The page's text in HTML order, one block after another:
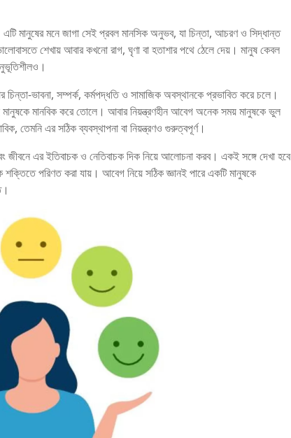
মানুষের মনে জাগা সেই প্রবল মানসিক অনুভব, যা চিন্তা, আচরণ ও সিদ্ধান্ত
শেখায় আবার কখনো রাগ, ঘৃণা বা হতাশার পথে ঠেলে দেয়। মানুষ কেবল
ভাবনা, সম্পর্ক, কর্মপদ্ধতি ও সামাজিক অবস্থানকে প্রভাবিত করে চলে।
মানবিক করে তোলে। আবার নিয়ন্ত্রণহীন আবেগ অনেক সময় মানুষকে ভুল
তেমনি এর সঠিক ব্যবস্থাপনা বা নিয়ন্ত্রণও গুরুত্বপূর্ণ।
এর ইতিবাচক ও নেতিবাচক দিক নিয়ে আলোচনা করব। একই সঙ্গে দেখা হবে
শক্তিতে পরিণত করা যায়। আবেগ নিয়ে সঠিক জ্ঞানই পারে একটি মানুষকে